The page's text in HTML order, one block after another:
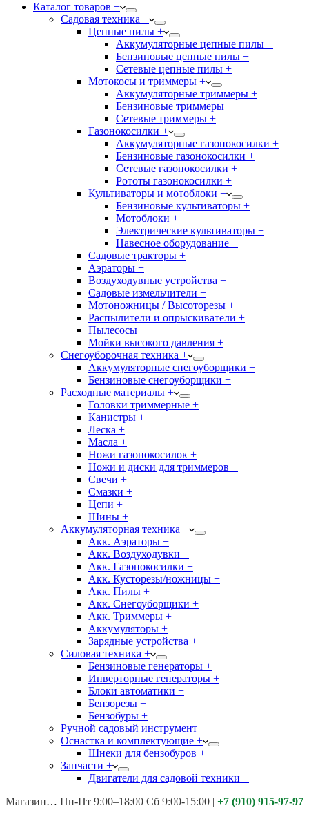
Каталог товаров +
Садовая техника +
Цепные пилы +
Аккумуляторные цепные пилы +
Бензиновые цепные пилы +
Сетевые цепные пилы +
Мотокосы и триммеры +
Аккумуляторные триммеры +
Бензиновые триммеры +
Сетевые триммеры +
Газонокосилки +
Аккумуляторные газонокосилки +
Бензиновые газонокосилки +
Сетевые газонокосилки +
Рототы газонокосилки +
Культиваторы и мотоблоки +
Бензиновые культиваторы +
Мотоблоки +
Электрические культиваторы +
Навесное оборудование +
Садовые тракторы +
Аэраторы +
Воздуходувные устройства +
Садовые измельчители +
Мотоножницы / Высоторезы +
Распылители и опрыскиватели +
Пылесосы +
Мойки высокого давления +
Снегоуборочная техника +
Аккумуляторные снегоуборщики +
Бензиновые снегоуборщики +
Расходные материалы +
Головки триммерные +
Канистры +
Леска +
Масла +
Ножи газонокосилок +
Ножи и диски для триммеров +
Свечи +
Смазки +
Цепи +
Шины +
Аккумуляторная техника +
Акк. Аэраторы +
Акк. Воздуходувки +
Акк. Газонокосилки +
Акк. Кусторезы/ножницы +
Акк. Пилы +
Акк. Снегоуборщики +
Акк. Триммеры +
Аккумуляторы +
Зарядные устройства +
Силовая техника +
Бензиновые генераторы +
Инверторные генераторы +
Блоки автоматики +
Бензорезы +
Бензобуры +
Ручной садовый инструмент +
Оснастка и комплектующие +
Шнеки для бензобуров +
Запчасти +
Двигатели для садовой техники +
Магазины: Калуга ул. Московская д.113
Пн-Пт 9:00–18:00 Сб 9:00-15:00 | +7 (910) 915-97-97